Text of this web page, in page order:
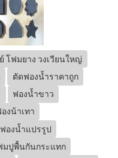
โฟมยาง วงเวียนใหญ่
ตัดฟองน้ำราคาถูก
ฟองน้ำขาว
งน้าเทา
ฟองน้ำแปรรูป
มปูพื้นกันกระแทก